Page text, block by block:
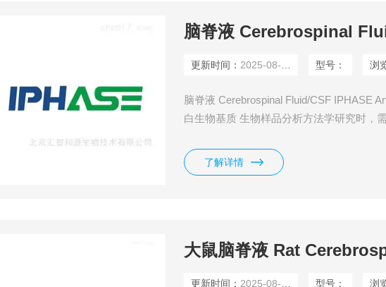
脑脊液 Cerebrospinal
更新时间： 2025-08-10 型号： 浏
脑脊液 Cerebrospinal Fluid/CSF IPHASE
白生物基质 生物样品分析方法学研究时，
了解详情
大鼠脑脊液 Rat
更新时间： 2025-08-10 型号： 浏